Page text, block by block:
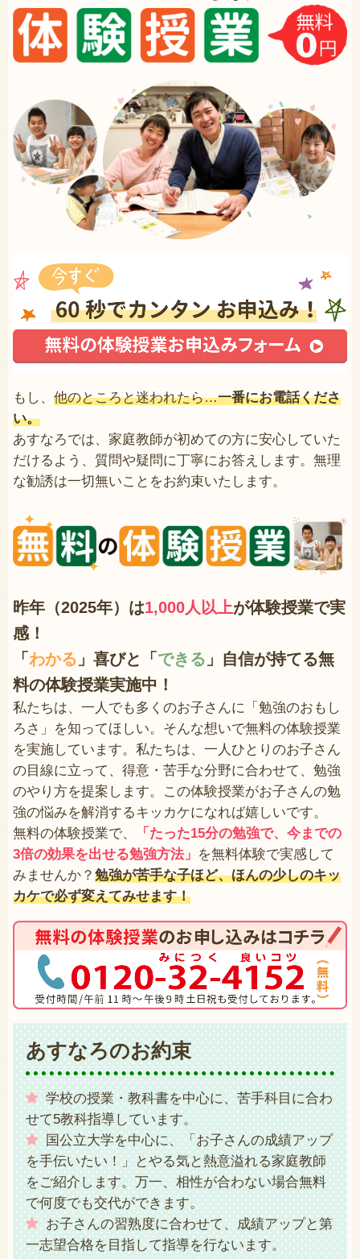
もし、 他のところと迷われたら…一番にお電話くださ
い。
あすなろでは、家庭教師が初めての方に安心していた
だけるよう、質問や疑問に丁寧にお答えします。無理
な勧誘は一切無いことをお約束いたします。
昨年（2025年）は1,000人以上が体験授業で実
感！
「 わかる 」喜びと「 できる 」自信が持てる無
料の体験授業実施中！
私たちは、一人でも多くのお子さんに「勉強のおもし
ろさ」を知ってほしい。そんな想いで無料の体験授業
を実施しています。私たちは、一人ひとりのお子さん
の目線に立って、得意・苦手な分野に合わせて、勉強
のやり方を提案します。この体験授業がお子さんの勉
強の悩みを解消するキッカケになれば嬉しいです。
無料の体験授業で、
「たった15分の勉強で、今までの
3倍の効果を出せる勉強方法」 を無料体験で実感して
みませんか？ 勉強が苦手な子ほど、ほんの少しのキッ
カケで必ず変えてみせます！
あすなろのお約束
学校の授業・教科書を中心に、苦手科目に合わ
せて5教科指導しています。
国公立大学を中心に、「お子さんの成績アップ
を手伝いたい！」とやる気と熱意溢れる家庭教師
をご紹介します。万一、相性が合わない場合無料
で何度でも交代ができます。
お子さんの習熟度に合わせて、成績アップと第
一志望合格を目指して指導を行ないます。